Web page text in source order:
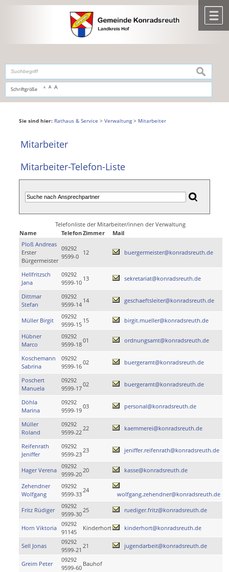
,zur Navigationoderzur Startseitespringen.
Schriftgröße A A A
suchen
Sie sind hier: Rathaus & Service > Verwaltung> Mitarbeiter
Mitarbeiter
Mitarbeiter-Telefon-Liste
Telefonliste der Mitarbeiter/innen der Verwaltung
Name
TelefonZimmer
Mail
Ploß Andreas
Erster
Bürgermeister
09292
9599-0
12 buergermeister@konradsreuth.de
Hellfritzsch
Jana
09292
9599-10
13 sekretariat@konradsreuth.de
Dittmar
Stefan
09292
9599-14
14 geschaeftsleiter@konradsreuth.de
Müller Birgit
09292
9599-15
15 birgit.mueller@konradsreuth.de
Hübner
Marco
09292
9599-18
01 ordnungsamt@konradsreuth.de
Koschemann
Sabrina
09292
9599-16
02 buergeramt@konradsreuth.de
Poschert
Manuela
09292
9599-17
02 buergeramt@konradsreuth.de
Döhla
Marina
09292
9599-19
03 personal@konradsreuth.de
Müller
Roland
09292
9599-22
22 kaemmerei@konradsreuth.de
Reifenrath
Jeniffer
09292
9599-23
23 jeniffer.reifenrath@konradsreuth.de
Hager Verena
09292
9599-20
20 kasse@konradsreuth.de
Zehendner
Wolfgang
09292
9599-33
24
wolfgang.zehendner@konradsreuth.de
Fritz Rüdiger
09292
9599-30
25 ruediger.fritz@konradsreuth.de
Horn Viktoria
09292
91145
Kinderhort kinderhort@konradsreuth.de
Sell Jonas
09292
9599-21
21 jugendarbeit@konradsreuth.de
Greim Peter
09292
9599-60
Bauhof